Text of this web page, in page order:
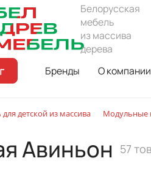
Белорусская
мебель
из массива
дерева
Бренды О компании
детской из массива Модульные
Авиньон 57